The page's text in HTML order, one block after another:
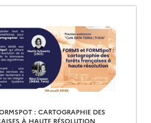
: CARTOGRAPHIE DES
À HAUTE RÉSOLUTION